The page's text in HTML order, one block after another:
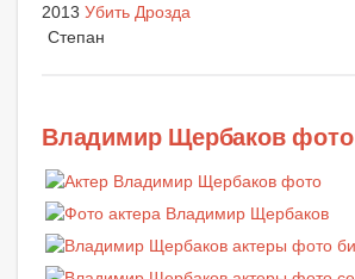
2013 Убить Дрозда
Степан
Владимир Щербаков фото